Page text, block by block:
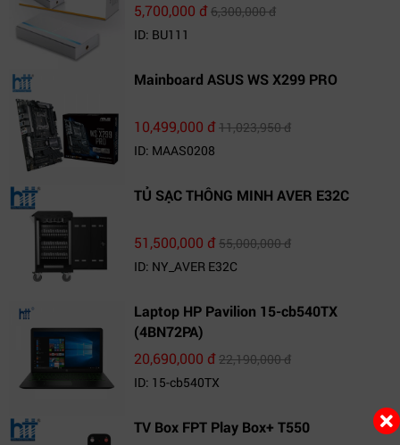
5,700,000 đ6,300,000 đ
ID: BU111
Mainboard ASUS WS X299 PRO
10,499,000 đ11,023,950 đ
ID: MAAS0208
TỦ SẠC THÔNG MINH AVER E32C
51,500,000 đ55,000,000 đ
ID: NY_AVER E32C
Laptop HP Pavilion 15-cb540TX
(4BN72PA)
20,690,000 đ22,190,000 đ
ID: 15-cb540TX
TV Box FPT Play Box+ T550